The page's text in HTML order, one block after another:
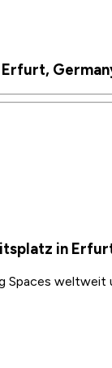
in
Spaces weltweit